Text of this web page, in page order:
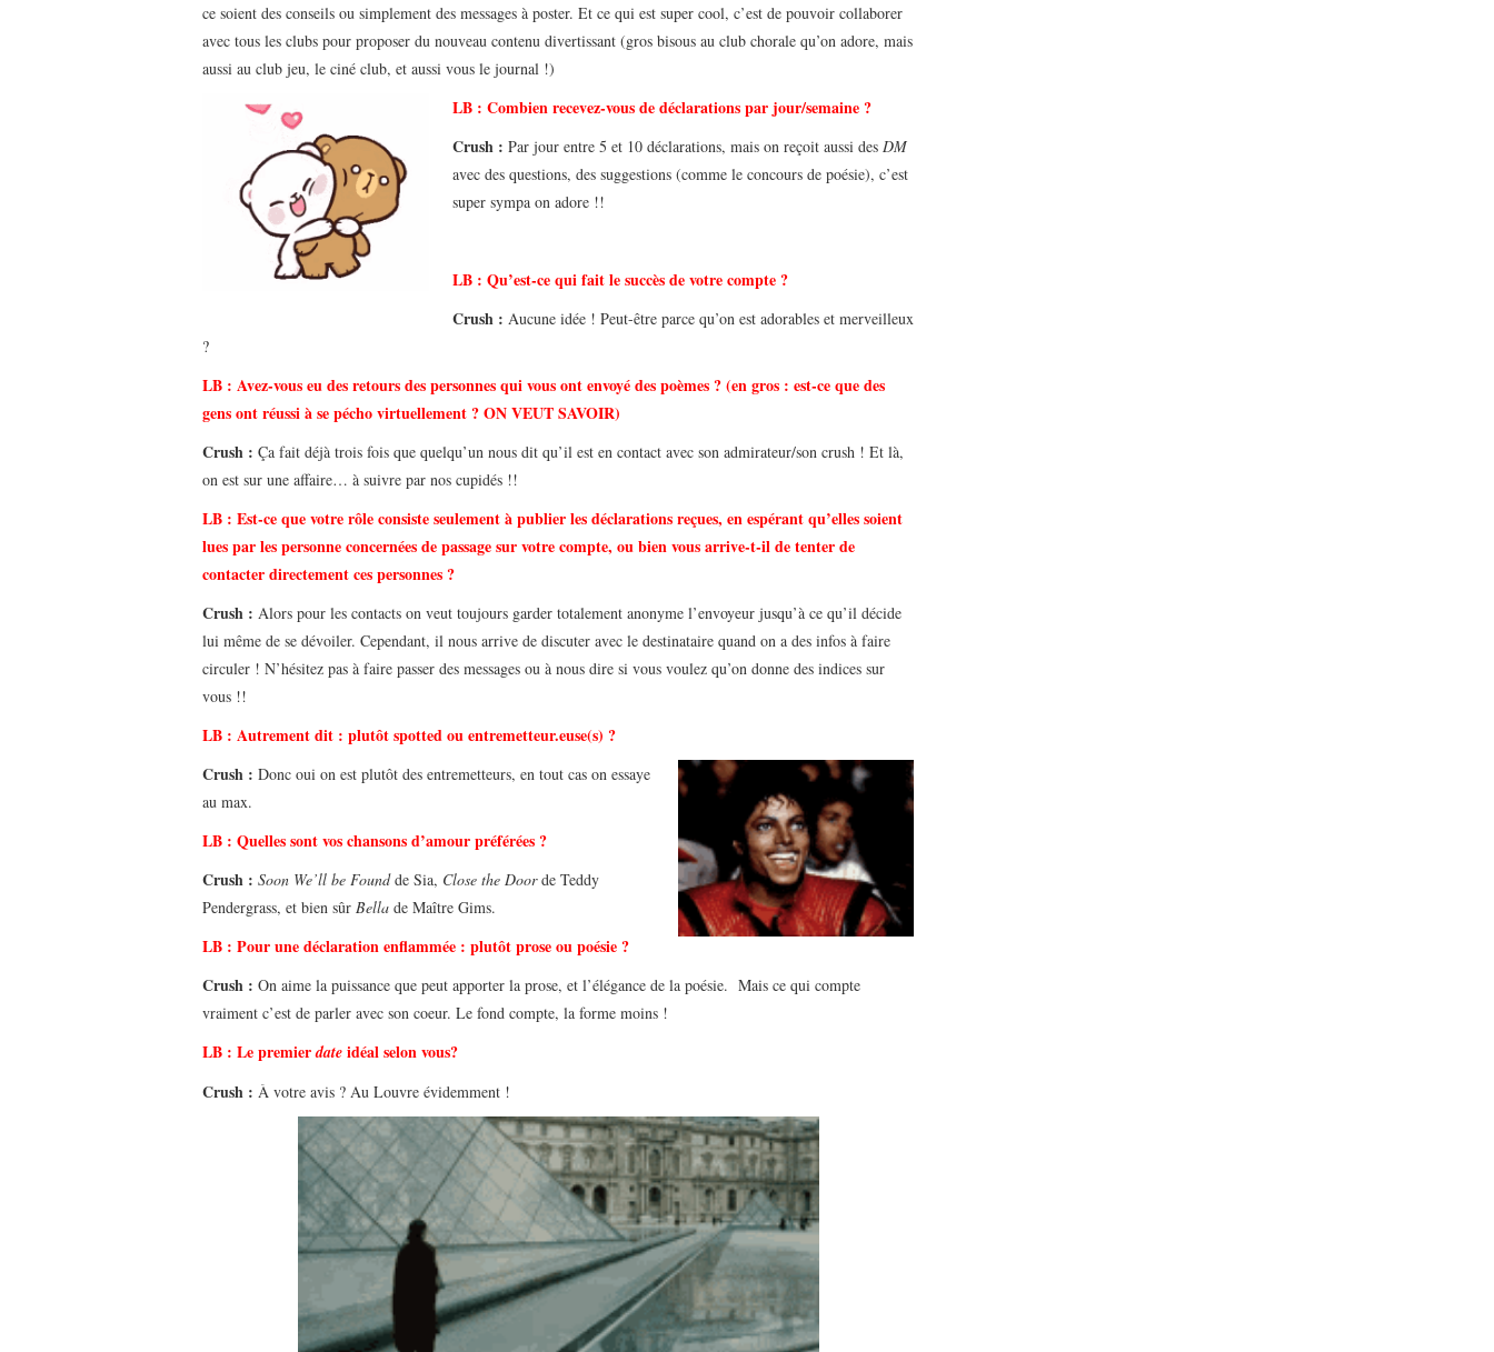
ce soient des conseils ou simplement des messages à poster. Et ce qui est super cool, c’est de pouvoir collaborer
avec tous les clubs pour proposer du nouveau contenu divertissant (gros bisous au club chorale qu’on adore, mais
aussi au club jeu, le ciné club, et aussi vous le journal !)
LB : Combien recevez-vous de déclarations par jour/semaine ?
Crush : Par jour entre 5 et 10 déclarations, mais on reçoit aussi des DM
avec des questions, des suggestions (comme le concours de poésie), c’est
super sympa on adore !!
LB : Qu’est-ce qui fait le succès de votre compte ?
Crush : Aucune idée ! Peut-être parce qu’on est adorables et merveilleux
?
LB : Avez-vous eu des retours des personnes qui vous ont envoyé des poèmes ? (en gros : est-ce que des
gens ont réussi à se pécho virtuellement ? ON VEUT SAVOIR)
Crush : Ça fait déjà trois fois que quelqu’un nous dit qu’il est en contact avec son admirateur/son crush ! Et là,
on est sur une affaire… à suivre par nos cupidés !!
LB : Est-ce que votre rôle consiste seulement à publier les déclarations reçues, en espérant qu’elles soient
lues par les personne concernées de passage sur votre compte, ou bien vous arrive-t-il de tenter de
contacter directement ces personnes ?
Crush : Alors pour les contacts on veut toujours garder totalement anonyme l’envoyeur jusqu’à ce qu’il décide
lui même de se dévoiler. Cependant, il nous arrive de discuter avec le destinataire quand on a des infos à faire
circuler ! N’hésitez pas à faire passer des messages ou à nous dire si vous voulez qu’on donne des indices sur
vous !!
LB : Autrement dit : plutôt spotted ou entremetteur.euse(s) ?
Crush : Donc oui on est plutôt des entremetteurs, en tout cas on essaye
au max.
LB : Quelles sont vos chansons d’amour préférées ?
Crush : Soon We’ll be Foundde Sia, Close the Doorde Teddy
Pendergrass, et bien sûr Bella de Maître Gims.
LB : Pour une déclaration enflammée : plutôt prose ou poésie ?
Crush : On aime la puissance que peut apporter la prose, et l’élégance de la poésie. Mais ce qui compte
vraiment c’est de parler avec son coeur. Le fond compte, la forme moins !
LB : Le premierdate idéal selon vous?
Crush : À votre avis ? Au Louvre évidemment !